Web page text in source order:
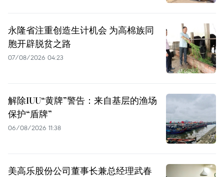
永隆省注重创造生计机会 为高棉族同
胞开辟脱贫之路
07/08/2026 04:23
解除IUU“黄牌”警告：来自基层的渔场
保护“盾牌”
06/08/2026 11:38
美高乐股份公司董事长兼总经理武春